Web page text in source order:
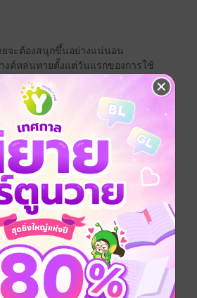
จะต้องสนุกขึ้นอย่างแน่นอน
งค์หล่นหายตั้งแต่วันแรกของการใช้
ลาย เธอได้รับความช่วยเหลือจากอิจิ
มชั้น มิโดริอยากจะพูดขอบคุณ ทว่า
นกลับขาดเรียนตลอด และมีข่าวลือ
ปัญหาขึ้นเลยถูกสั่งพักการเรียน....
ถูกผู้อำนวยการจับได้ว่าเธอทำงา
ห้ามของโรงเรียน! และเพื่อเป็นการ
ยการมองข้ามการฝ่าฝืนกฎโรงเรียน
อำนวยการขอร้องว่า “อยากให้พาทั้ง
ยน”....!?
ลุ่มสามหนุ่มหล่อที่เป็นเด็กมีปัญหา
เรียนได้เปิดฉากขึ้นแล้ว!
มนติก รักวัยรุ่น